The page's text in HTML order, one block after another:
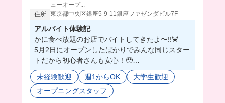
ューオープ...
住所 東京都中央区銀座5-9-11銀座ファゼンダビル7F
アルバイト体験記
かに食べ放題のお店でバイトしてきたよ〜‼️🦀
5月2日にオープンしたばかりでみんな同じスター
トだから初心者さんも安心！🥹
オープニングスタッフを大量に募集するみたいだ
から、今入れば同期がたくさんだ😳
時給1,500円なうえに、まかないは豪華な海鮮丼
未経験歓迎 週1からOK
大学生歓迎
オープニングスタッフ